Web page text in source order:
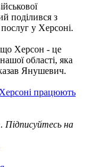
поділився з
у Херсоні.
що Херсон - це
області, яка
Янушевич.
працюють
Підписуйтесь на